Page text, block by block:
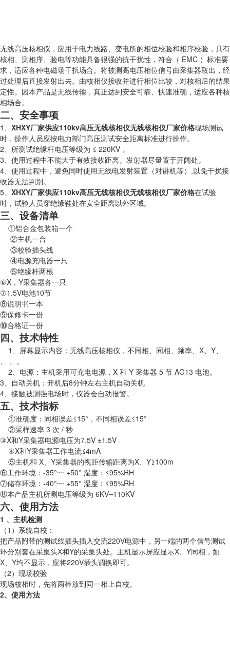
无线高压核相仪，应用于电力线路、变电所的相位校验和相序校验，具有
核相、测相序、验电等功能具备很强的抗干扰性，符合（ EMC ）标准要
求，适应各种电磁场干扰场合。将被测高电压相位信号由采集器取出，经
过处理后直接发射出去。由核相仪接收并进行相位比较，对核相后的结果
定性。因本产品是无线传输，真正达到安全可靠、快速准确，适应各种核
相场合。
二、安全事项
1、 XHXY厂家供应110kv高压无线核相仪无线核相仪厂家价格现场测试
时，操作人员应按电力部门高压测试安全距离标准进行操作。
2、所测试绝缘杆电压等级为 ≤ 220KV 。
3、使用过程中不能大于有效接收距离。发射器尽量置于开阔处。
4、使用过程中，避免同时使用无线电发射装置（对讲机等）,以免干扰接
收器无法判别。
5、 XHXY厂家供应110kv高压无线核相仪无线核相仪厂家价格在试验
时，试验人员穿绝缘鞋处在安全距离以外区域。
三、设备清单
①铝合金包装箱一个
②主机一台
③校验插头线
④电源充电器一只
⑤绝缘杆两根
⑥X，Y采集器各一只
⑦1.5V电池10节
⑧说明书一本
⑨保修卡一份
⑩合格证一份
四、技术特性
1、屏幕显示内容：无线高压核相仪，不同相、同相、频率、X、Y、
、 、。
2、电源：主机采用可充电电源，X 和 Y 采集器 5 节 AG13 电池。
3、自动关机：开机后8分钟左右主机自动关机
4、接触被测强电场时，仪器会自动报警。
五、技术指标
①准确度：同相误差≤15°，不同相误差≤15°
②采样速率 3 次 / 秒
③X和Y采集器电源电压为7.5V ±1.5V
④X和Y采集器工作电流≤4mA
⑤主机和 X、Y采集器的视距传输距离为X、Y≥100m
⑥工作环境：-35°┉ +50° 湿度：≤95%RH
⑦储存环境：-40°┉ +55° 湿度：≤95%RH
⑧本产品主机所测电压等级为 6KV┉110KV
六、使用方法
1 、主机检测
（1）系统自校：
把产品附带的测试线插头插入交流220V电源中，另一端的两个信号测试
环分别套在采集头X和Y的采集头处。主机显示屏应显示X、Y同相，如
X、Y均不显示，应将220V插头调换即可。
（2）现场校验
现场核相时，先将两棒放到同一相上自校。
2、使用方法